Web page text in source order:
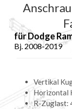
für Dodge
Bj. 2008-2019
Vertikal
Horizontal
R-Zuglast: